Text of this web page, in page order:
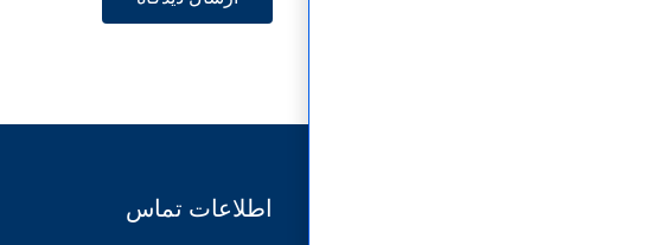
اطلاعات تماس